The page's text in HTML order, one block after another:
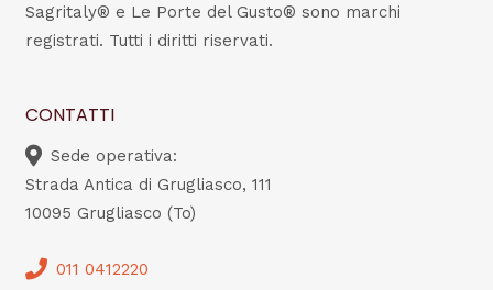
Sagritaly® e Le Porte del Gusto® sono marchi
registrati. Tutti i diritti riservati.
CONTATTI
Sede operativa:
Strada Antica di Grugliasco, 111
10095 Grugliasco (To)
011 0412220